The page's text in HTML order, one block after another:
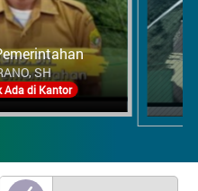
SH
di Kantor